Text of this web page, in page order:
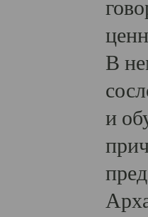
В
и